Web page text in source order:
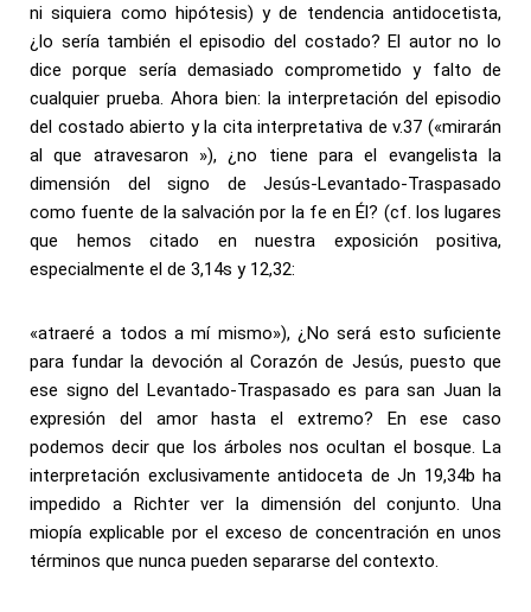
ni siquiera como hipótesis) y de tendencia antidocetista,
¿lo sería también el episodio del costado? El autor no lo
dice porque sería demasiado comprometido y falto de
cualquier prueba. Ahora bien: la interpretación del episodio
del costado abierto y la cita interpretativa de v.37 («mirarán
al que atravesaron »), ¿no tiene para el evangelista la
dimensión del signo de Jesús-Levantado-Traspasado
como fuente de la salvación por la fe en Él? (cf. los lugares
que hemos citado en nuestra exposición positiva,
especialmente el de 3,14s y 12,32:
«atraeré a todos a mí mismo»), ¿No será esto suficiente
para fundar la devoción al Corazón de Jesús, puesto que
ese signo del Levantado-Traspasado es para san Juan la
expresión del amor hasta el extremo? En ese caso
podemos decir que los árboles nos ocultan el bosque. La
interpretación exclusivamente antidoceta de Jn 19,34b ha
impedido a Richter ver la dimensión del conjunto. Una
miopía explicable por el exceso de concentración en unos
términos que nunca pueden separarse del contexto.